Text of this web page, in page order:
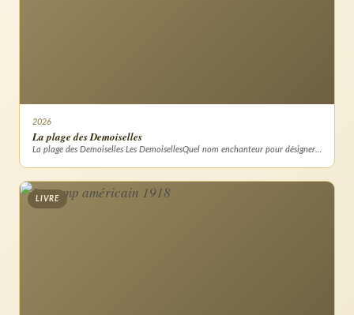
2026
La plage des Demoiselles
La plage des Demoiselles Les DemoisellesQuel nom enchanteur pour désigner…
LIVRE